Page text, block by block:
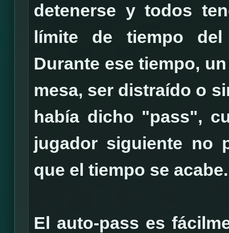
detenerse y todos
límite de tiempo
Durante ese tiempo,
mesa, ser distraído o
había dicho "pass",
jugador siguiente no
que el tiempo se acabe.
El auto-pass es